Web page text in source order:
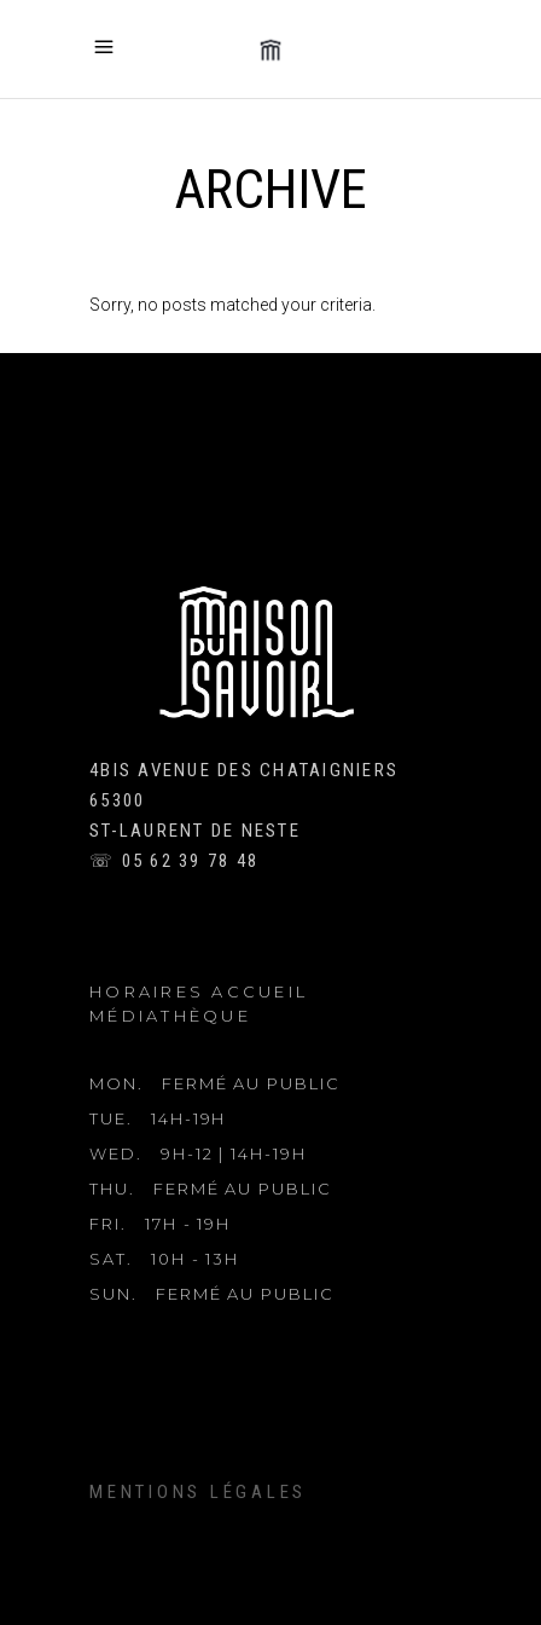
ARCHIVE
Sorry, no posts matched your criteria.
4BIS AVENUE DES CHATAIGNIERS
65300
ST-LAURENT DE NESTE
☏ 05 62 39 78 48
HORAIRES ACCUEIL
MÉDIATHÈQUE
MON.
FERMÉ AU PUBLIC
TUE.
14H-19H
WED.
9H-12 | 14H-19H
THU.
FERMÉ AU PUBLIC
FRI.
17H - 19H
SAT.
10H - 13H
SUN.
FERMÉ AU PUBLIC
MENTIONS LÉGALES